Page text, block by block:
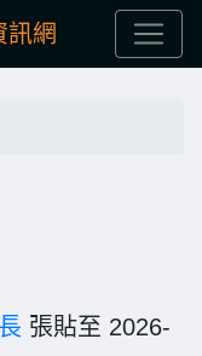
訊網
張貼至 2026-